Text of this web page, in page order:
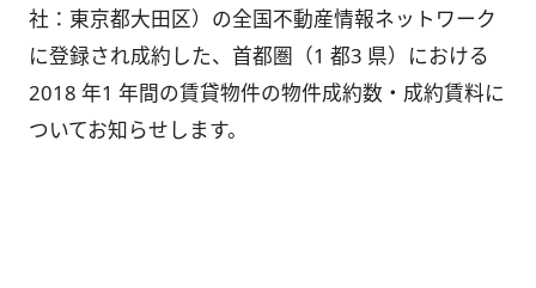
社：東京都大田区）の全国不動産情報ネットワーク
に登録され成約した、首都圏（1 都3 県）における
2018 年1 年間の賃貸物件の物件成約数・成約賃料に
ついてお知らせします。